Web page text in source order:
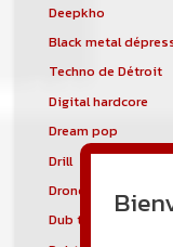
Deepkho
Black metal
Techno de Détroit
Digital hardcore
Dream pop
Drill
Drone
Dub techno